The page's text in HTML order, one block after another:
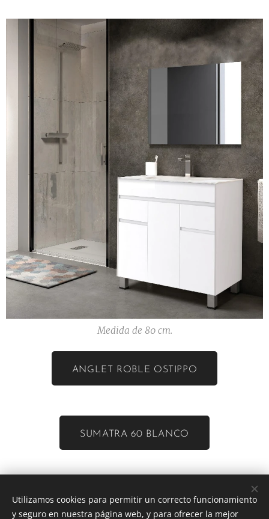
Medida de 80 cm.
ANGLET ROBLE OSTIPPO
SUMATRA 60 BLANCO
SUMATRA 80 BLANCO
Utilizamos cookies para permitir un correcto funcionamiento
y seguro en nuestra página web, y para ofrecer la mejor